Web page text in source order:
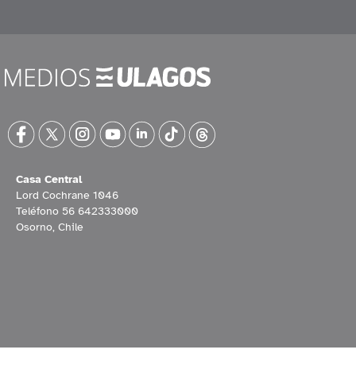
Casa Central
Lord Cochrane 1046
Teléfono 56 642333000
Osorno, Chile